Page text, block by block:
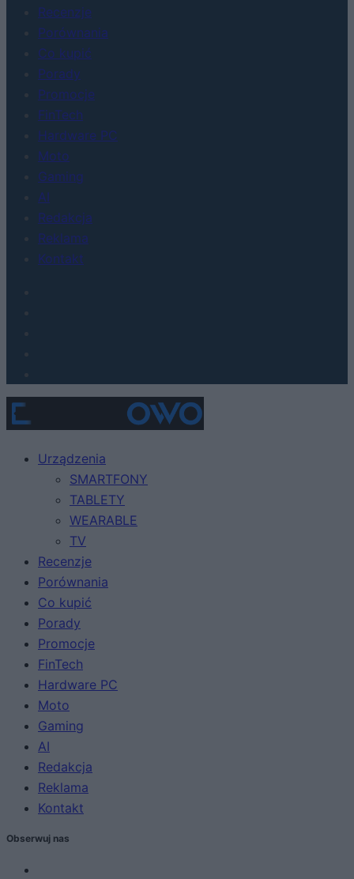
Recenzje
Porównania
Co kupić
Porady
Promocje
FinTech
Hardware PC
Moto
Gaming
AI
Redakcja
Reklama
Kontakt
Urządzenia
SMARTFONY
TABLETY
WEARABLE
TV
Recenzje
Porównania
Co kupić
Porady
Promocje
FinTech
Hardware PC
Moto
Gaming
AI
Redakcja
Reklama
Kontakt
Obserwuj nas